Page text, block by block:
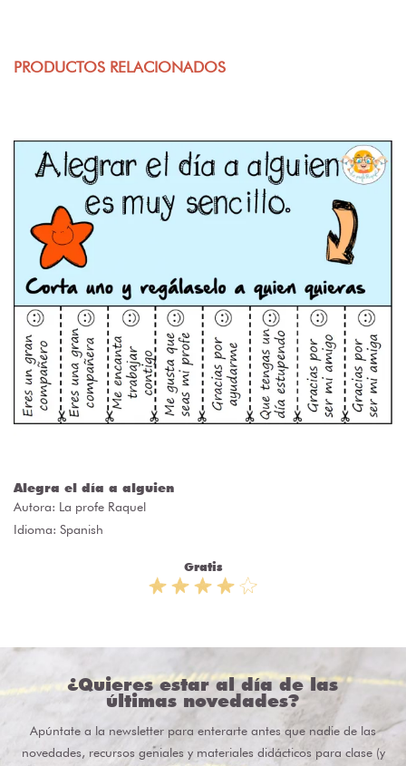
PRODUCTOS RELACIONADOS
Alegra el día a alguien
Autora: La profe Raquel
Idioma: Spanish
Gratis
¿Quieres estar al día de las
últimas novedades?
Apúntate a la newsletter para enterarte antes que nadie de las
novedades, recursos geniales y materiales didácticos para clase (y